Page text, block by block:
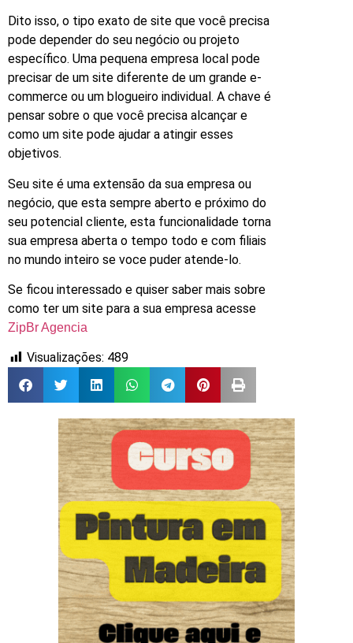
Dito isso, o tipo exato de site que você precisa
pode depender do seu negócio ou projeto
específico. Uma pequena empresa local pode
precisar de um site diferente de um grande e-
commerce ou um blogueiro individual. A chave é
pensar sobre o que você precisa alcançar e
como um site pode ajudar a atingir esses
objetivos.
Seu site é uma extensão da sua empresa ou
negócio, que esta sempre aberto e próximo do
seu potencial cliente, esta funcionalidade torna
sua empresa aberta o tempo todo e com filiais
no mundo inteiro se voce puder atende-lo.
Se ficou interessado e quiser saber mais sobre
como ter um site para a sua empresa acesse
ZipBr Agencia
Visualizações: 489